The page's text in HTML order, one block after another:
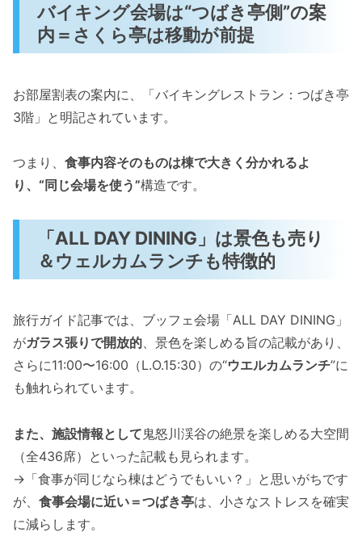
バイキング会場は“つばき亭側”の案
内＝さくら亭は移動が前提
お部屋割表の案内に、「バイキングレストラン：つばき亭
3階」と明記されています。
つまり、 食事内容そのものは棟で大きく分かれるよ
り、“同じ会場を使う”構造です。
「ALL DAY DINING」は景色も売り
＆ウェルカムランチも特徴的
旅行ガイド記事では、ブッフェ会場「ALL DAY DINING」
がガラス張りで開放的、景色を楽しめる旨の記載があり、
さらに11:00〜16:00（L.O.15:30）の“ウエルカムランチ”に
も触れられています。
また、施設情報として鬼怒川渓谷の絶景を楽しめる大空間
（全436席）といった記載も見られます。
→「食事が同じなら棟はどうでもいい？」と思いがちです
が、 食事会場に近い＝つばき亭は、小さなストレスを確実
に減らします。